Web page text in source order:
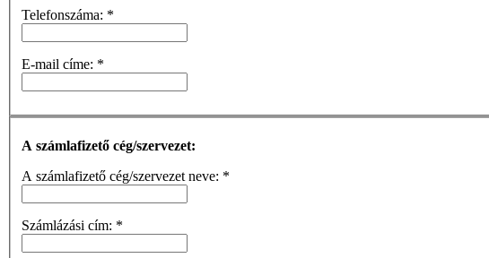
Telefonszáma: *
E-mail címe: *
A számlafizető cég/szervezet:
A számlafizető cég/szervezet neve: *
Számlázási cím: *